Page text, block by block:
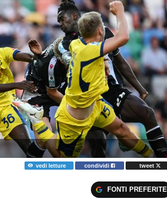
vedi letture condividi tweet
FONTI PREFERITE